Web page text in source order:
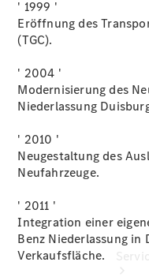
' 1999 '
Eröffnung des
(TGC).
' 2004 '
Modernisierung des
Niederlassung
' 2010 '
Neugestaltung des
Neufahrzeuge.
' 2011 '
Integration einer
Benz Niederlassung in
Verkaufsfläche.